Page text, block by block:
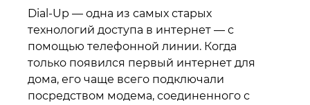
Dial-Up — одна из самых старых
технологий доступа в интернет — с
помощью телефонной линии. Когда
только появился первый интернет для
дома, его чаще всего подключали
посредством модема, соединенного с